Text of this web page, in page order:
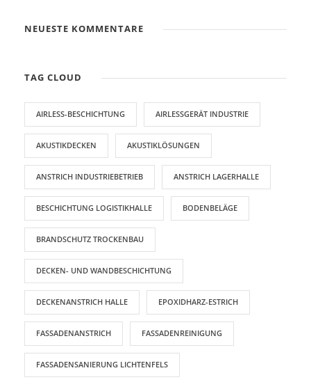
NEUESTE KOMMENTARE
TAG CLOUD
AIRLESS-BESCHICHTUNG AIRLESSGERÄT INDUSTRIE
AKUSTIKDECKEN AKUSTIKLÖSUNGEN
ANSTRICH INDUSTRIEBETRIEB ANSTRICH LAGERHALLE
BESCHICHTUNG LOGISTIKHALLE BODENBELÄGE
BRANDSCHUTZ TROCKENBAU
DECKEN- UND WANDBESCHICHTUNG
DECKENANSTRICH HALLE EPOXIDHARZ-ESTRICH
FASSADENANSTRICH FASSADENREINIGUNG
FASSADENSANIERUNG LICHTENFELS